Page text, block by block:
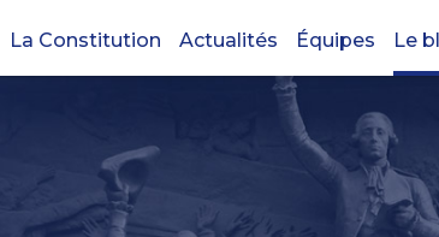
La Constitution Actualités Équipes Le